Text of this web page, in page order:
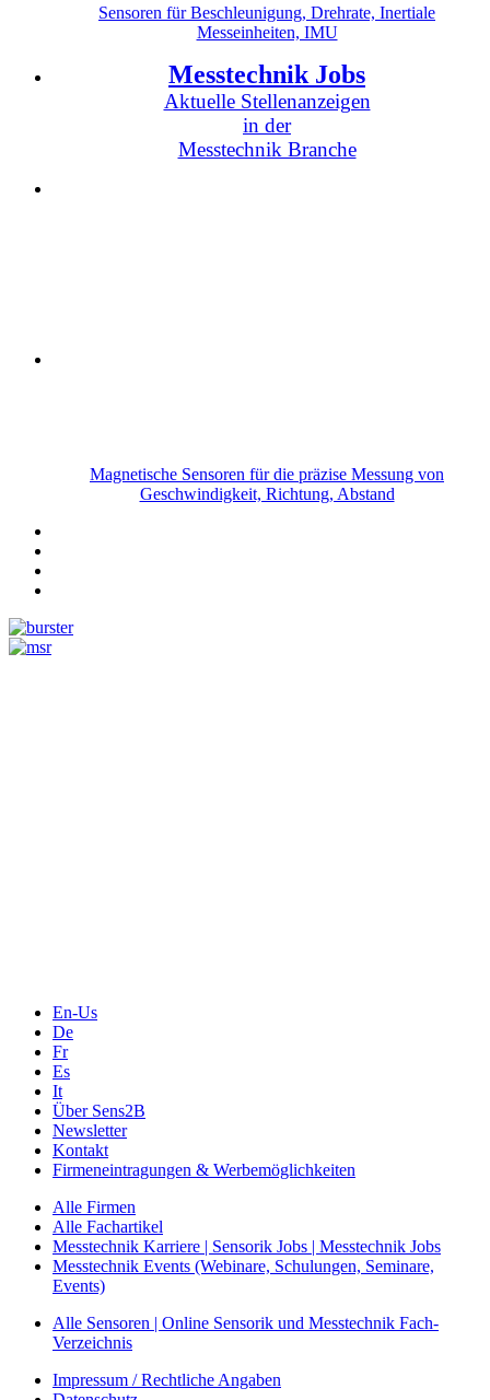
Sensoren für Beschleunigung, Drehrate, Inertiale
Messeinheiten, IMU
Messtechnik Jobs
Aktuelle Stellenanzeigen
in der
Messtechnik Branche
Magnetische Sensoren für die präzise Messung von
Geschwindigkeit, Richtung, Abstand
En-Us
De
Fr
Es
It
Über Sens2B
Newsletter
Kontakt
Firmeneintragungen & Werbemöglichkeiten
Alle Firmen
Alle Fachartikel
Messtechnik Karriere | Sensorik Jobs | Messtechnik Jobs
Messtechnik Events (Webinare, Schulungen, Seminare,
Events)
Alle Sensoren | Online Sensorik und Messtechnik Fach-
Verzeichnis
Impressum / Rechtliche Angaben